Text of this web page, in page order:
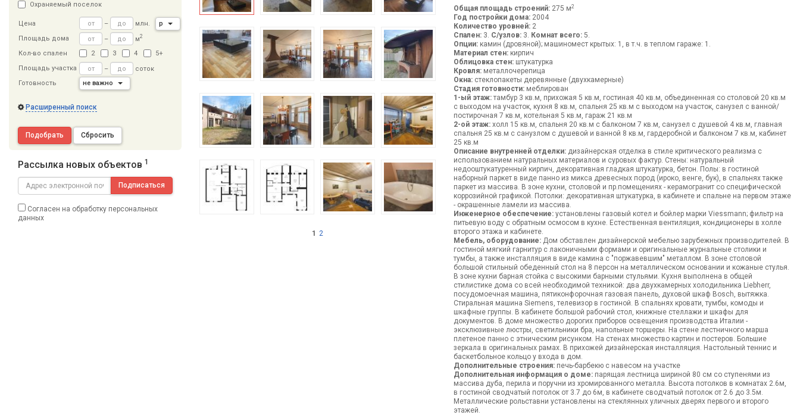
Охраняемый поселок
Цена – млн.
р
Площадь дома
– м2
Кол-во спален 2 3 4
5+
Площадь участка
–
соток
Готовность
не важно
Расширенный поиск
Подобрать Сбросить
Рассылка новых объектов 1
Подписаться
Согласен на обработку персональных
данных
1 2
Общая площадь строений:275 м2
Год постройки дома:2004
Количество уровней:2
Спален:3. С/узлов:3. Комнат всего:5.
Опции:камин (дровяной); машиномест крытых: 1, в т.ч. в теплом гараже: 1.
Материал стен:кирпич
Облицовка стен:штукатурка
Кровля:металлочерепица
Окна:стеклопакеты деревянные (двухкамерные)
Стадия готовности:меблирован
1-ый этаж:тамбур 3 кв.м, прихожая 5 кв.м, гостиная 40 кв.м, объединенная со столовой 20 кв.м
с выходом на участок, кухня 8 кв.м, спальня 25 кв.м с выходом на участок, санузел с ванной/
постирочная 7 кв.м, котельная 5 кв.м, гараж 21 кв.м
2-ой этаж:холл 15 кв.м, спальня 20 кв.м с балконом 7 кв.м, санузел с душевой 4 кв.м, главная
спальня 25 кв.м с санузлом с душевой и ванной 8 кв.м, гардеробной и балконом 7 кв.м, кабинет
25 кв.м
Описание внутренней отделки:дизайнерская отделка в стиле критического реализма с
использованием натуральных материалов и суровых фактур. Стены: натуральный
недооштукатуренный кирпич, декоративная гладкая штукатурка, бетон. Полы: в гостиной
наборный паркет в виде панно из микса древесных пород (ироко, венге, бук), в спальнях также
паркет из массива. В зоне кухни, столовой и пр.помещениях - керамогранит со специфической
коррозийной графикой. Потолки: декоративная штукатурка, в кабинете и спальне на первом этаже
- окрашенные ламели из массива.
Инженерное обеспечение:установлены газовый котел и бойлер марки Viessmann; фильтр на
питьевую воду с обратным осмосом в кухне. Естественная вентиляция, кондиционеры в холле
второго этажа и кабинете.
Мебель, оборудование:Дом обставлен дизайнерской мебелью зарубежных производителей. В
гостиной мягкий гарнитур с лаконичными формами и оригинальные журнальные столики и
тумбы, а также инсталляция в виде камина с "поржавевшим" металлом. В зоне столовой
большой стильный обеденный стол на 8 персон на металлическом основании и кожаные стулья.
В зоне кухни барная стойка с высокими барными стульями. Кухня выполнена в общей
стилистике дома со всей необходимой техникой: два двухкамерных холодильника Liebherr,
посудомоечная машина, пятиконфорочная газовая панель, духовой шкаф Bosch, вытяжка.
Стиральная машина Siemens, телевизор в гостиной. В спальнях кровати, тумбы, комоды и
шкафные группы. В кабинете большой рабочий стол, книжные стеллажи и шкафы для
документов. В доме множество дорогих приборов освещения производства Италии -
эксклюзивные люстры, светильники бра, напольные торшеры. На стене лестничного марша
плетеное панно с этническим рисунком. На стенах множество картин и постеров. Большие
зеркала в оригинальных рамах. В прихожей дизайнерская инсталляция. Настольный теннис и
баскетбольное кольцо у входа в дом.
Дополнительные строения:печь-барбекю с навесом на участке
Дополнительная информация о доме:парящая лестница шириной 80 см со ступенями из
массива дуба, перила и поручни из хромированного металла. Высота потолков в комнатах 2.6м,
в гостиной сводчатый потолок от 3.7 до 6м, в кабинете сводчатый потолок от 2.6 до 3.5м.
Металлические рольставни установлены на стеклянных уличных дверях первого и второго
этажей.